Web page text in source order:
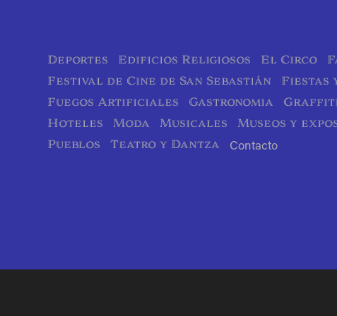
Deportes Edificios Religiosos El Circo
Festival de Cine de San Sebastián
Fiestas
Fuegos Artificiales
Gastronomia
Hoteles
Moda Musicales Museos y
Pueblos
Teatro y Dantza Contacto